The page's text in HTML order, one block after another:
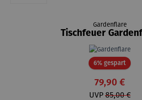
Gardenflare
Tischfeuer
6% gespartRabatt
79,90 €
UVP85,00 €